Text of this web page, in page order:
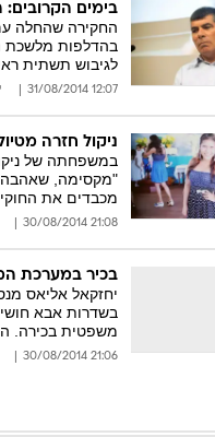
בימים
החקירה שהחלה
בהדלפות מלשכת
לגיבוש תשתית
12:07 31/08/2014
ניקול חזרה
"מקסימה, שאהבה
מכבדים את
21:08 30/08/2014
בכיר במערכת
בשדרות אבא
משפטית בכירה.
21:06 30/08/2014